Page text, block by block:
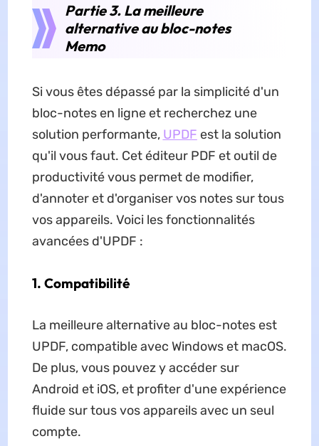
Partie 3. La meilleure
alternative au bloc-notes
Memo
Si vous êtes dépassé par la simplicité d'un
bloc-notes en ligne et recherchez une
solution performante, UPDF est la solution
qu'il vous faut. Cet éditeur PDF et outil de
productivité vous permet de modifier,
d'annoter et d'organiser vos notes sur tous
vos appareils. Voici les fonctionnalités
avancées d'UPDF :
1. Compatibilité
La meilleure alternative au bloc-notes est
UPDF, compatible avec Windows et macOS.
De plus, vous pouvez y accéder sur
Android et iOS, et profiter d'une expérience
fluide sur tous vos appareils avec un seul
compte.